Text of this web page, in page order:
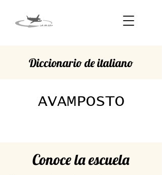
Diccionario de italiano
AVAMPOSTO
Conoce la escuela